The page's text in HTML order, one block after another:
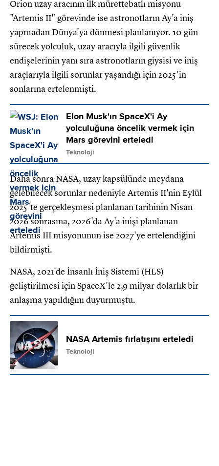
Orion uzay aracının ilk mürettebatlı misyonu
"Artemis II" görevinde ise astronotların Ay'a iniş
yapmadan Dünya'ya dönmesi planlanıyor. 10 gün
sürecek yolculuk, uzay aracıyla ilgili güvenlik
endişelerinin yanı sıra astronotların giysisi ve iniş
araçlarıyla ilgili sorunlar yaşandığı için 2025'in
sonlarına ertelenmişti.
Elon Musk'ın SpaceX'i Ay
yolculuğuna öncelik vermek için
Mars görevini erteledi
Teknoloji
Daha sonra NASA, uzay kapsülünde meydana
gelebilecek sorunlar nedeniyle Artemis II'nin Eylül
2025'te gerçekleşmesi planlanan tarihinin Nisan
2026 sonrasına, 2026'da Ay'a inişi planlanan
Artemis III misyonunun ise 2027'ye ertelendiğini
bildirmişti.
NASA, 2021'de İnsanlı İniş Sistemi (HLS)
geliştirilmesi için SpaceX'le 2,9 milyar dolarlık bir
anlaşma yapıldığını duyurmuştu.
NASA Artemis fırlatışını erteledi
Teknoloji